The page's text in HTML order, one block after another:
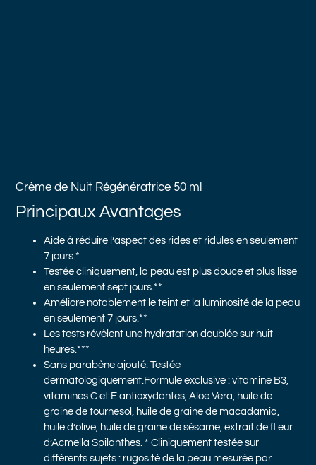
Crème de Nuit Régénératrice 50 ml
Principaux Avantages
Aide à réduire l’aspect des rides et ridules en seulement
7 jours.*
Testée cliniquement, la peau est plus douce et plus lisse
en seulement sept jours.**
Améliore notablement le teint et la luminosité de la peau
en seulement 7 jours.**
Les tests révèlent une hydratation doublée sur huit
heures.***
Sans parabène ajouté. Testée
dermatologiquement.Formule exclusive : vitamine B3,
vitamines C et E antioxydantes, Aloe Vera, huile de
graine de tournesol, huile de graine de macadamia,
huile d’olive, huile de graine de sésame, extrait de fl eur
d’Acmella Spilanthes. * Cliniquement testée sur
différents sujets : rugosité de la peau mesurée par